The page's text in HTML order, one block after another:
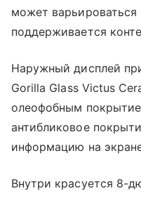
может варьироваться
поддерживается
Наружный дисплей
Gorilla Glass Victus
олеофобным
антибликовое
информацию на
Внутри красуется 8-